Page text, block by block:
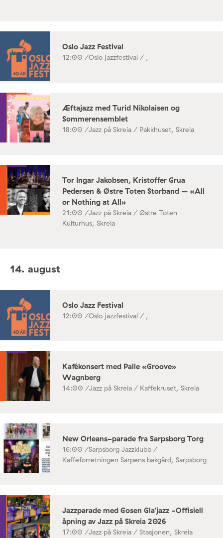
Oslo Jazz Festival
12:00 /Oslo jazzfestival / ,
Æftajazz med Turid Nikolaisen og
Sommerensemblet
18:00 /Jazz på Skreia / Pakkhuset, Skreia
Tor Ingar Jakobsen, Kristoffer Grua
Pedersen & Østre Toten Storband – «All
or Nothing at All»
21:00 /Jazz på Skreia / Østre Toten
Kulturhus, Skreia
14. august
Oslo Jazz Festival
12:00 /Oslo jazzfestival / ,
Kafékonsert med Palle «Groove»
Wagnberg
14:00 /Jazz på Skreia / Kaffekruset, Skreia
New Orleans-parade fra Sarpsborg Torg
16:00 /Sarpsborg Jazzklubb /
Kaffeforretningen Sarpens bakgård, Sarpsborg
Jazzparade med Gosen Gla’jazz -Offisiell
åpning av Jazz på Skreia 2026
17:00 /Jazz på Skreia / Stasjonen, Skreia